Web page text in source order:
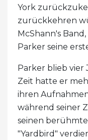
York
zurückkehren
McShann's
Parker seine
Parker blieb vier
Zeit hatte er
ihren
während seiner
seinen
"Yardbird"